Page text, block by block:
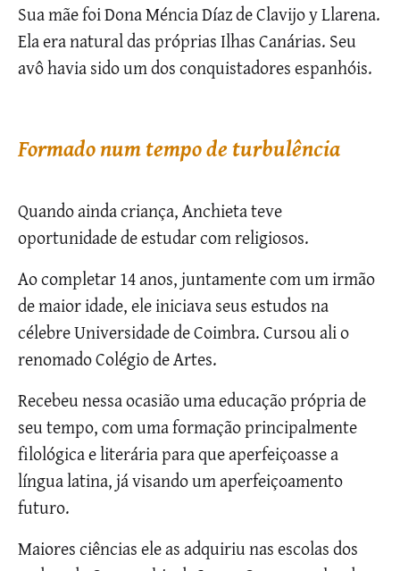
Sua mãe foi Dona Méncia Díaz de Clavijo y Llarena.
Ela era natural das próprias Ilhas Canárias. Seu
avô havia sido um dos conquistadores espanhóis.
Formado num tempo de turbulência
Quando ainda criança, Anchieta teve
oportunidade de estudar com religiosos.
Ao completar 14 anos, juntamente com um irmão
de maior idade, ele iniciava seus estudos na
célebre Universidade de Coimbra. Cursou ali o
renomado Colégio de Artes.
Recebeu nessa ocasião uma educação própria de
seu tempo, com uma formação principalmente
filológica e literária para que aperfeiçoasse a
língua latina, já visando um aperfeiçoamento
futuro.
Maiores ciências ele as adquiriu nas escolas dos